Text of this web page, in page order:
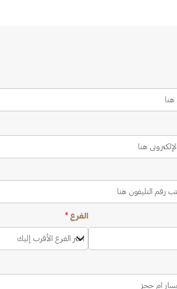
الفرع *
اختر الفرع الأقرب إليك